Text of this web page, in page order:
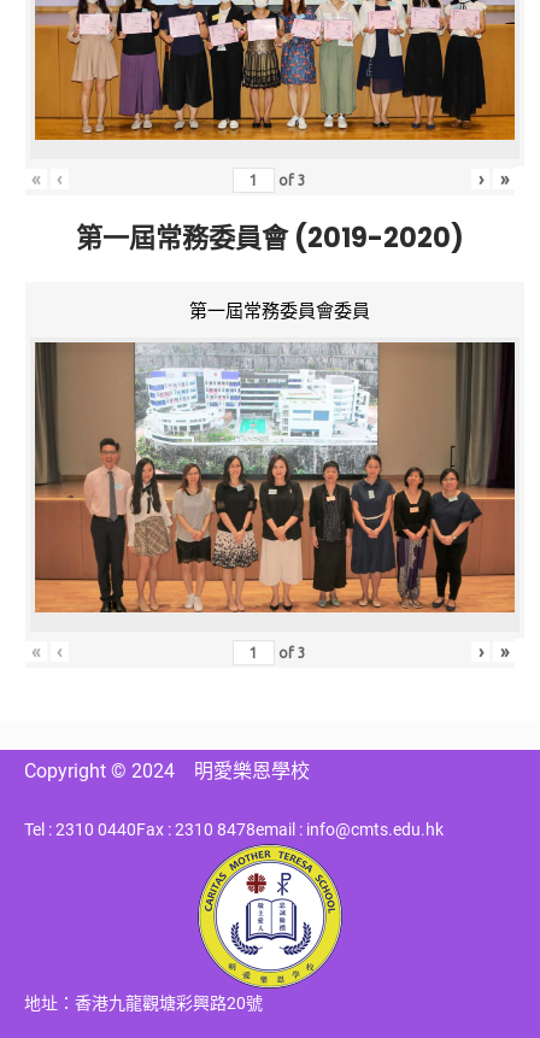
« ‹ of3 › »
第一屆常務委員會 (2019-2020)
第一屆常務委員會委員
« ‹ of3 › »
Copyright © 2024 明愛樂恩學校
Tel : 2310 0440Fax : 2310 8478email : info@cmts.edu.hk
地址：香港九龍觀塘彩興路20號